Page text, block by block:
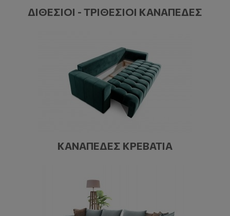
ΔΙΘΈΣΙΟΙ - ΤΡΙΘΈΣΙΟΙ ΚΑΝΑΠΈΔΕΣ
ΚΑΝΑΠΈΔΕΣ ΚΡΕΒΆΤΙΑ